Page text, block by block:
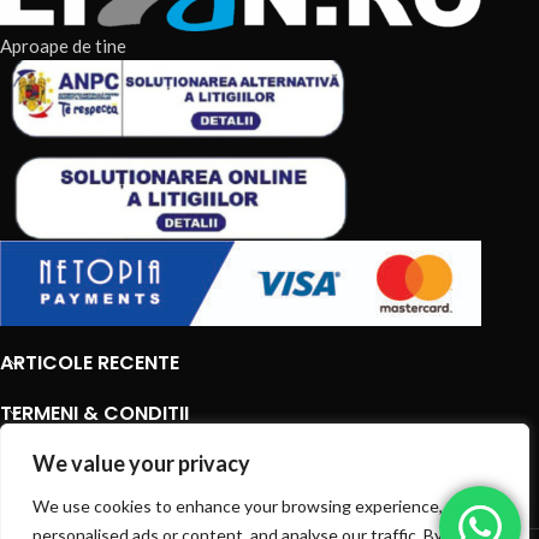
We value your privacy
We use cookies to enhance your browsing experience, serve
personalised ads or content, and analyse our traffic. By
Aproape de tine
ARTICOLE RECENTE
TERMENI & CONDITII
CATEGORII DE PRODUSE
CATEGORII DE PRODUSE